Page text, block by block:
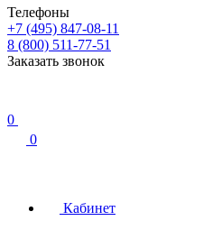
Телефоны
+7 (495) 847-08-11
8 (800) 511-77-51
Заказать звонок
0
0
Кабинет